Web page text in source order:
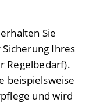
Sie
Ihres
Regelbedarf).
beispielsweise
und wird